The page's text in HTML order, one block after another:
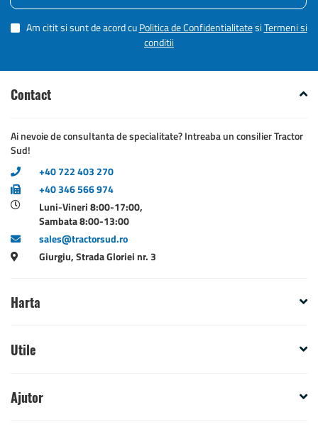
Am citit si sunt de acord cuPolitica de ConfidentialitatesiTermeni si
conditii
Contact
Ai nevoie de consultanta de specialitate? Intreaba un consilier Tractor
Sud!
+40 722 403 270
+40 346 566 974
Luni-Vineri 8:00-17:00,
Sambata 8:00-13:00
sales@tractorsud.ro
Giurgiu, Strada Gloriei nr. 3
Harta
Utile
Ajutor